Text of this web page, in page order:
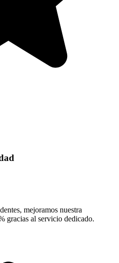
mejoramos nuestra
gracias al servicio dedicado.